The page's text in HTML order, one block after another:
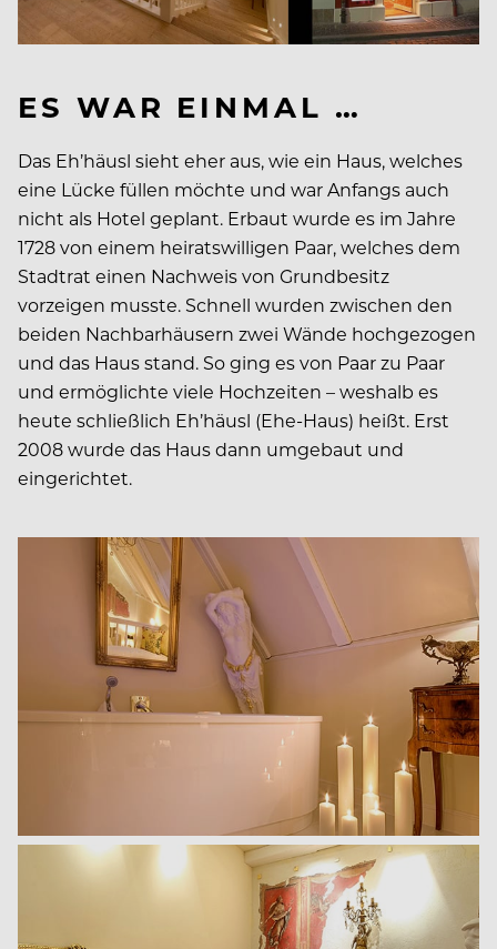
ES WAR EINMAL …
Das Eh’häusl sieht eher aus, wie ein Haus, welches
eine Lücke füllen möchte und war Anfangs auch
nicht als Hotel geplant. Erbaut wurde es im Jahre
1728 von einem heiratswilligen Paar, welches dem
Stadtrat einen Nachweis von Grundbesitz
vorzeigen musste. Schnell wurden zwischen den
beiden Nachbarhäusern zwei Wände hochgezogen
und das Haus stand. So ging es von Paar zu Paar
und ermöglichte viele Hochzeiten – weshalb es
heute schließlich Eh’häusl (Ehe-Haus) heißt. Erst
2008 wurde das Haus dann umgebaut und
eingerichtet.